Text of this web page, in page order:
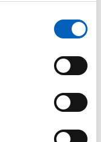
relativi